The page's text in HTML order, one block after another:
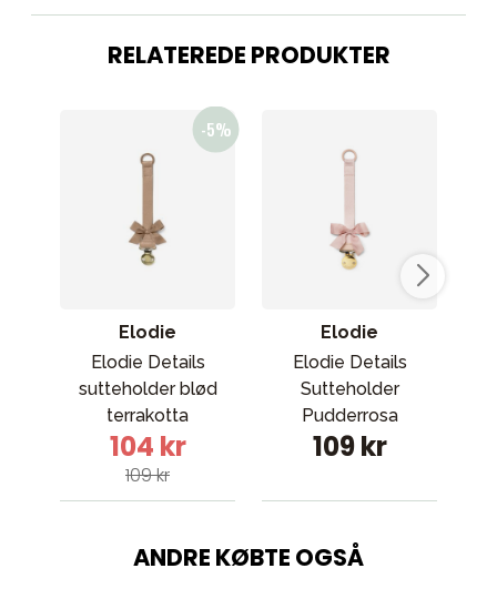
RELATEREDE PRODUKTER
Elodie
Elodie Details
sutteholder blød
terrakotta
104 kr
109 kr
Elodie
Elodie Details
Sutteholder
Pudderrosa
109 kr
ANDRE KØBTE OGSÅ